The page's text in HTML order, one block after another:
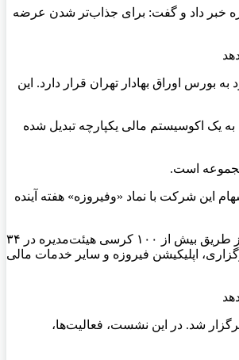
فیروزه را برعهده دارد، از ارزش‌گذاری ۱۰ همتی گروه توسعه مالی فیروزه خبر داد و گفت: برای جذاب‌تر شدن عرضه
اکنون در آستانه ورود به بورس اوراق بهادار تهران قرار دارد. این
یک اکوسیستم مالی یکپارچه تبدیل شده
این شرکت با نماد «وفیروزه» هفته آینده
بر اساس اطلاعات ارائه‌شده در آیین معارفه، فیروزه همچنین ۶ شرکت بورسی با نمادهای وتوصا، وصنعت، وسبحان، وجامی، واعتبار و وپایا در پرتفوی خود دارد و از طریق بیش از ۱۰۰ کرسی هیئت‌مدیره در ۳۴
سرمایه‌گذاری، سبدگردانی، کارگزاری، اپلیکیشن فیروزه و سایر خدمات مالی
شد. در این نشست، فعالیت‌ها،